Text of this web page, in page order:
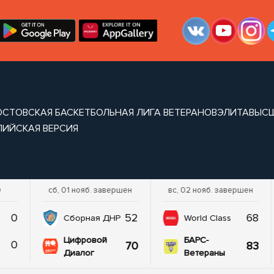
БАСКЕТБОЛЬНАЯ ЛИГА ВЕТЕРАНОВЭЛИТА
ВЕРСИЯ
0
0
сб, 01 нояб. завершен
Сборная ДНР 52
Цифровой
Диалог
70
вс, 02 нояб. завершен
World Class 68
БАРС-
Ветераны
83